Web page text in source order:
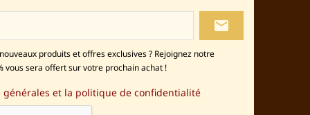
local_post_office
produits et offres exclusives ? Rejoignez notre
vous sera offert sur votre prochain achat !
générales et la politique de confidentialité